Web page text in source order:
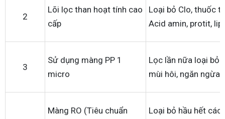
2
Lõi lọc than hoạt tính cao
cấp
Loại bỏ Clo, thuốc
Acid amin, protit,
3
Sử dụng màng PP 1
micro
Lọc lần nữa loại bỏ
mùi hôi, ngăn ngừa
Màng RO (Tiêu chuẩn
Loại bỏ hầu hết các